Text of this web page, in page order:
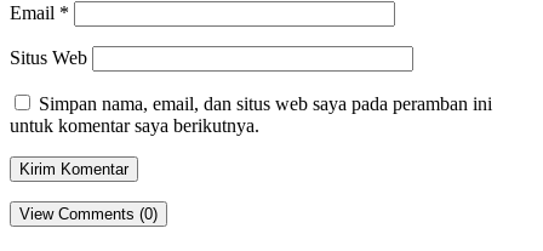
Email *
Situs Web
Simpan nama, email, dan situs web saya pada peramban ini
untuk komentar saya berikutnya.
View Comments (0)